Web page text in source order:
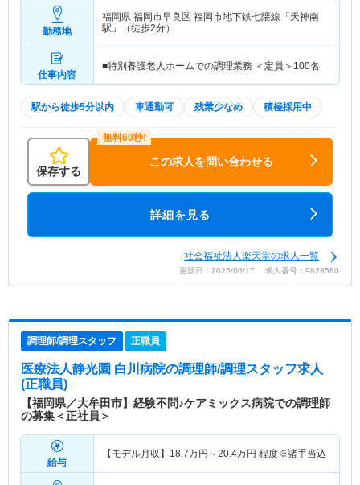
勤務地
福岡県 福岡市早良区 福岡市地下鉄七隈線「天神南
駅」（徒歩2分）
仕事内容
■特別養護老人ホームでの調理業務 ＜定員＞100名
駅から徒歩5分以内 車通勤可 残業少なめ 積極採用中
保存する
この求人を問い合わせる
詳細を見る
社会福祉法人楽天堂の求人一覧
更新日：2025/06/17 求人番号：9823580
調理師/調理スタッフ 正職員
医療法人静光園 白川病院の調理師/調理スタッフ求人
(正職員)
【福岡県／大牟田市】経験不問♪ケアミックス病院での調理師
の募集＜正社員＞
給与
【モデル月収】 18.7万円～20.4万円 程度※諸手当込